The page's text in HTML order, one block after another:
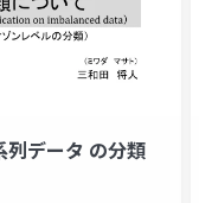
クラ
列データ の分類